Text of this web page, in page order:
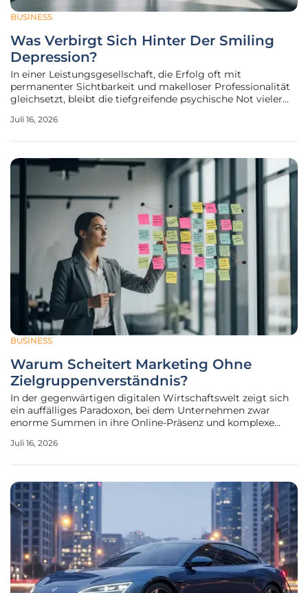
BUSINESS
Was Verbirgt Sich Hinter Der Smiling
Depression?
In einer Leistungsgesellschaft, die Erfolg oft mit
permanenter Sichtbarkeit und makelloser Professionalität
gleichsetzt, bleibt die tiefgreifende psychische Not vieler
Erscheinungsform der Depression, die in Fachkreisen als
Juli 16, 2026
BUSINESS
Warum Scheitert Marketing Ohne
Zielgruppenverständnis?
In der gegenwärtigen digitalen Wirtschaftswelt zeigt sich
ein auffälliges Paradoxon, bei dem Unternehmen zwar
enorme Summen in ihre Online-Präsenz und komplexe
oft weit hinter den ursprünglichen Erwartungen
Juli 16, 2026